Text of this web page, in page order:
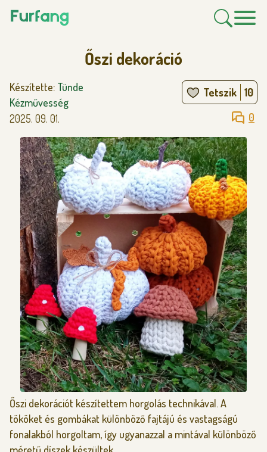
Őszi dekoráció
Készítette: Tünde
Kézművesség
2025. 09. 01.
Tetszik 10
0
Őszi dekorációt készítettem horgolás technikával. A
tököket és gombákat különböző fajtájú és vastagságú
fonalakból horgoltam, így ugyanazzal a mintával különböző